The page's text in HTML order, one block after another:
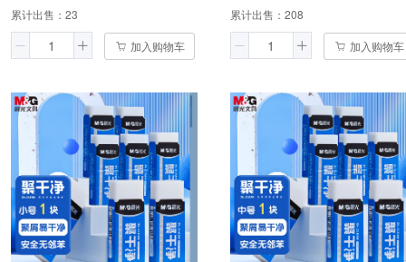
累计出售： 23
加入购物车
累计出售： 208
加入购物车